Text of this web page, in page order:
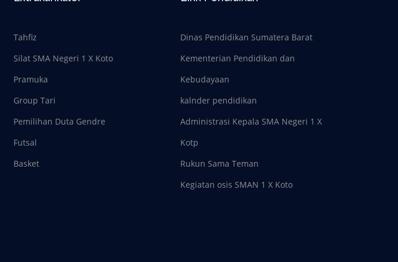
Tahfiz
Silat SMA Negeri 1 X Koto
Pramuka
Group Tari
Pemilihan Duta Gendre
Futsal
Basket
Dinas Pendidikan Sumatera Barat
Kementerian Pendidikan dan
Kebudayaan
kalnder pendidikan
Administrasi Kepala SMA Negeri 1 X
Kotp
Rukun Sama Teman
Kegiatan osis SMAN 1 X Koto